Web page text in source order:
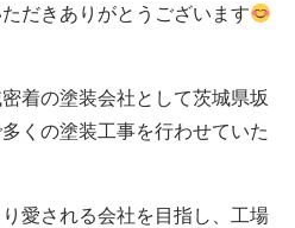
だきありがとうございます
着の塗装会社として茨城県坂
くの塗装工事を行わせていた
愛される会社を目指し、工場